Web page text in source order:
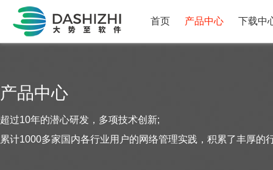
首页 产品中心 下载中
产品中心
超过10年的潜心研发，多项技术创新;
累计1000多家国内各行业用户的网络管理实践，积累了丰厚的